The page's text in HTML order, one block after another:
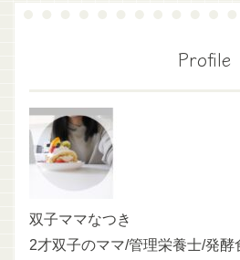
Profile
双子ママなつき
2才双子のママ/管理栄養士/発酵